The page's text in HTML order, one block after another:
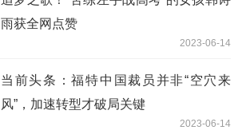
雨获全网点赞
2023-06-14
当前头条：福特中国裁员并非“空穴来
风”，加速转型才破局关键
2023-06-14